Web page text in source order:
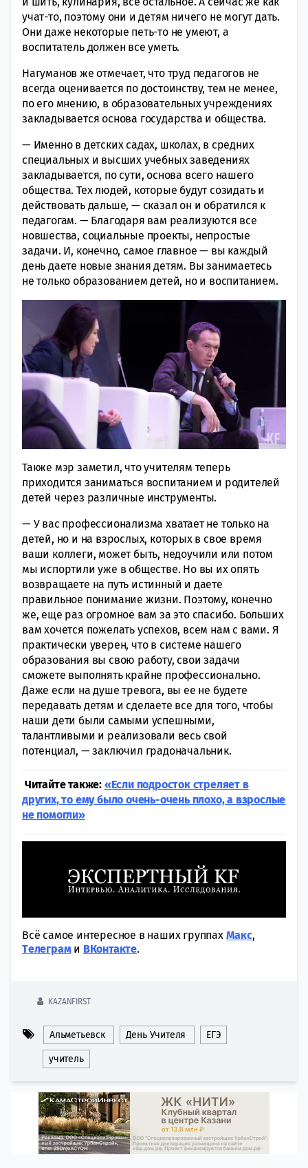
учат-то, поэтому они и детям ничего не могут дать.
Они даже некоторые петь-то не умеют, а
воспитатель должен все уметь.
Нагуманов же отмечает, что труд педагогов не
всегда оценивается по достоинству, тем не менее,
по его мнению, в образовательных учреждениях
закладывается основа государства и общества.
— Именно в детских садах, школах, в средних
специальных и высших учебных заведениях
закладывается, по сути, основа всего нашего
общества. Тех людей, которые будут созидать и
действовать дальше, — сказал он и обратился к
педагогам. — Благодаря вам реализуются все
новшества, социальные проекты, непростые
задачи. И, конечно, самое главное — вы каждый
день даете новые знания детям. Вы занимаетесь
не только образованием детей, но и воспитанием.
Также мэр заметил, что учителям теперь
приходится заниматься воспитанием и родителей
детей через различные инструменты.
— У вас профессионализма хватает не только на
детей, но и на взрослых, которых в свое время
ваши коллеги, может быть, недоучили или потом
мы испортили уже в обществе. Но вы их опять
возвращаете на путь истинный и даете
правильное понимание жизни. Поэтому, конечно
же, еще раз огромное вам за это спасибо. Больших
вам хочется пожелать успехов, всем нам с вами. Я
практически уверен, что в системе нашего
образования вы свою работу, свои задачи
сможете выполнять крайне профессионально.
Даже если на душе тревога, вы ее не будете
передавать детям и сделаете все для того, чтобы
наши дети были самыми успешными,
талантливыми и реализовали весь свой
потенциал, — заключил градоначальник.
Читайте также: «Если подросток стреляет в
других, то ему было очень-очень плохо, а взрослые
не помогли»
Всё самое интересное в наших группах Макс,
Tелеграми ВКонтакте.
KAZANFIRST
Альметьевск День Учителя ЕГЭ
учитель